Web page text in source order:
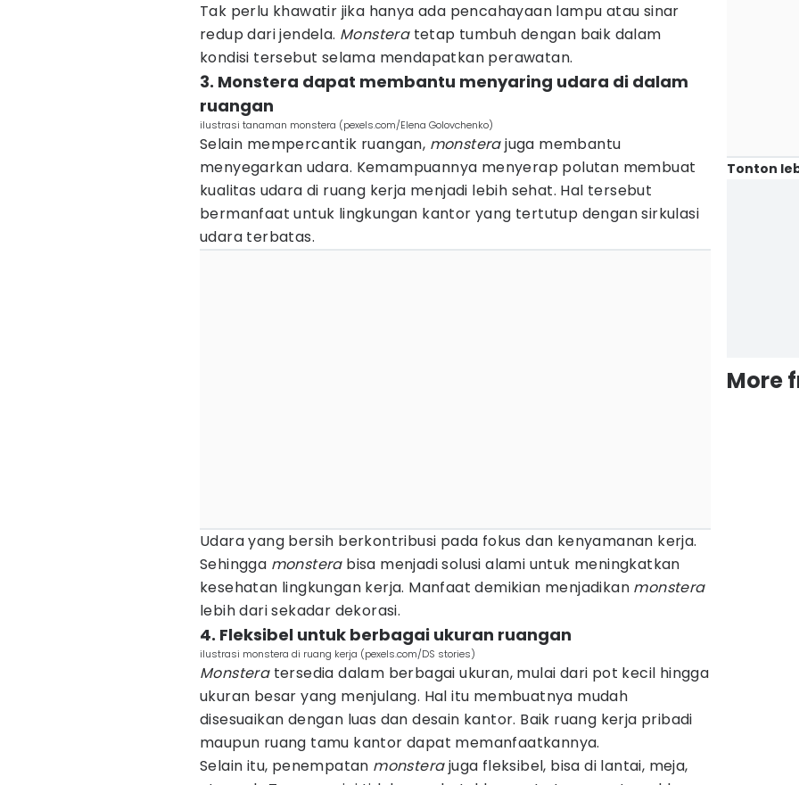
Tak perlu khawatir jika hanya ada pencahayaan lampu atau sinar
redup dari jendela. Monsteratetap tumbuh dengan baik dalam
kondisi tersebut selama mendapatkan perawatan.
3. Monstera dapat membantu menyaring udara di dalam
ruangan
ilustrasi tanaman monstera (pexels.com/Elena Golovchenko)
Selain mempercantik ruangan, monsterajuga membantu
menyegarkan udara. Kemampuannya menyerap polutan membuat
kualitas udara di ruang kerja menjadi lebih sehat. Hal tersebut
bermanfaat untuk lingkungan kantor yang tertutup dengan sirkulasi
udara terbatas.
Udara yang bersih berkontribusi pada fokus dan kenyamanan kerja.
Sehingga monsterabisa menjadi solusi alami untuk meningkatkan
kesehatan lingkungan kerja. Manfaat demikian menjadikan monstera
lebih dari sekadar dekorasi.
4. Fleksibel untuk berbagai ukuran ruangan
ilustrasi monstera di ruang kerja (pexels.com/DS stories)
Monsteratersedia dalam berbagai ukuran, mulai dari pot kecil hingga
ukuran besar yang menjulang. Hal itu membuatnya mudah
disesuaikan dengan luas dan desain kantor. Baik ruang kerja pribadi
maupun ruang tamu kantor dapat memanfaatkannya.
Selain itu, penempatan monsterajuga fleksibel, bisa di lantai, meja,
Tonton
More